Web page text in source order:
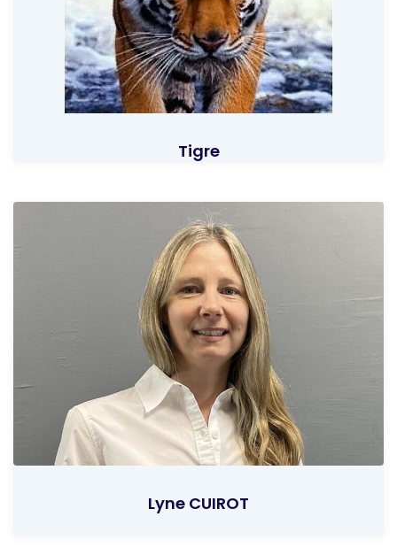
Tigre
Lyne CUIROT